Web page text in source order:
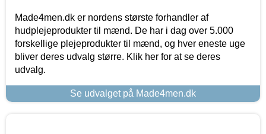
Made4men.dk er nordens største forhandler af
hudplejeprodukter til mænd. De har i dag over 5.000
forskellige plejeprodukter til mænd, og hver eneste uge
bliver deres udvalg større. Klik her for at se deres
udvalg.
Se udvalget på Made4men.dk